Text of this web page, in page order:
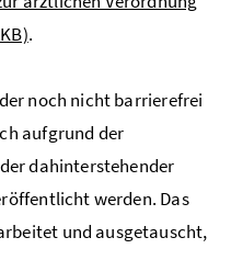
.
noch nicht barrierefrei
aufgrund der
dahinterstehender
werden. Das
und ausgetauscht,